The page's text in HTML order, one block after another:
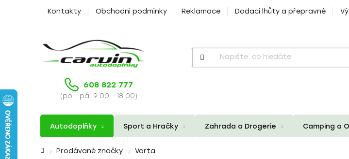
Kontakty Obchodní podmínky Reklamace Dodací lhůty a přepravné
608 822 777
(po - pá: 9:00 - 18:00)
Autodoplňky Sport a Hračky Zahrada a Drogerie Camping a
Domů Prodávané značky Varta